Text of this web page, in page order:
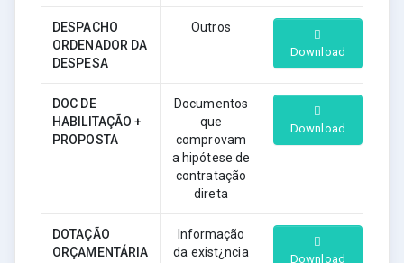
DESPACHO
ORDENADOR DA
DESPESA
Outros
Download
DOC DE
HABILITAÇÃO +
PROPOSTA
Documentos
que
comprovam
a hipótese de
contratação
direta
Download
DOTAÇÃO
ORÇAMENTÁRIA
Informação
da exist¿ncia
Download